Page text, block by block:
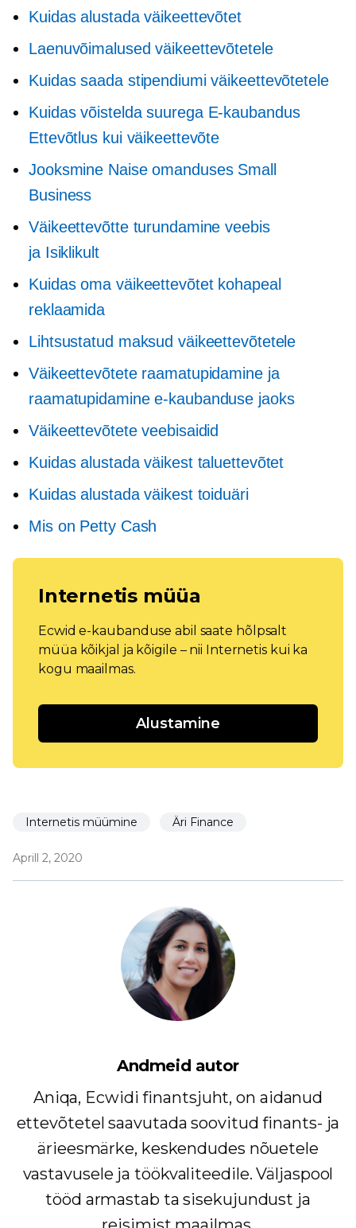
Kuidas alustada väikeettevõtet
Laenuvõimalused väikeettevõtetele
Kuidas saada stipendiumi väikeettevõtetele
Kuidas võistelda suurega E-kaubandus
Ettevõtlus kui väikeettevõte
Jooksmine Naise omandusesSmall
Business
Väikeettevõtte turundamine veebis
ja Isiklikult
Kuidas oma väikeettevõtet kohapeal
reklaamida
Lihtsustatud maksud väikeettevõtetele
Väikeettevõtete raamatupidamine ja
raamatupidamine e-kaubanduse jaoks
Väikeettevõtete veebisaidid
Kuidas alustada väikest taluettevõtet
Kuidas alustada väikest toiduäri
Mis on Petty Cash
Internetis müüa
Ecwid e-kaubanduse abil saate hõlpsalt
müüa kõikjal ja kõigile – nii Internetis kui ka
kogu maailmas.
Alustamine
Internetis müümine Äri Finance
Aprill 2, 2020
Andmeid autor
Aniqa, Ecwidi finantsjuht, on aidanud
ettevõtetel saavutada soovitud finants- ja
ärieesmärke, keskendudes nõuetele
vastavusele ja töökvaliteedile. Väljaspool
tööd armastab ta sisekujundust ja